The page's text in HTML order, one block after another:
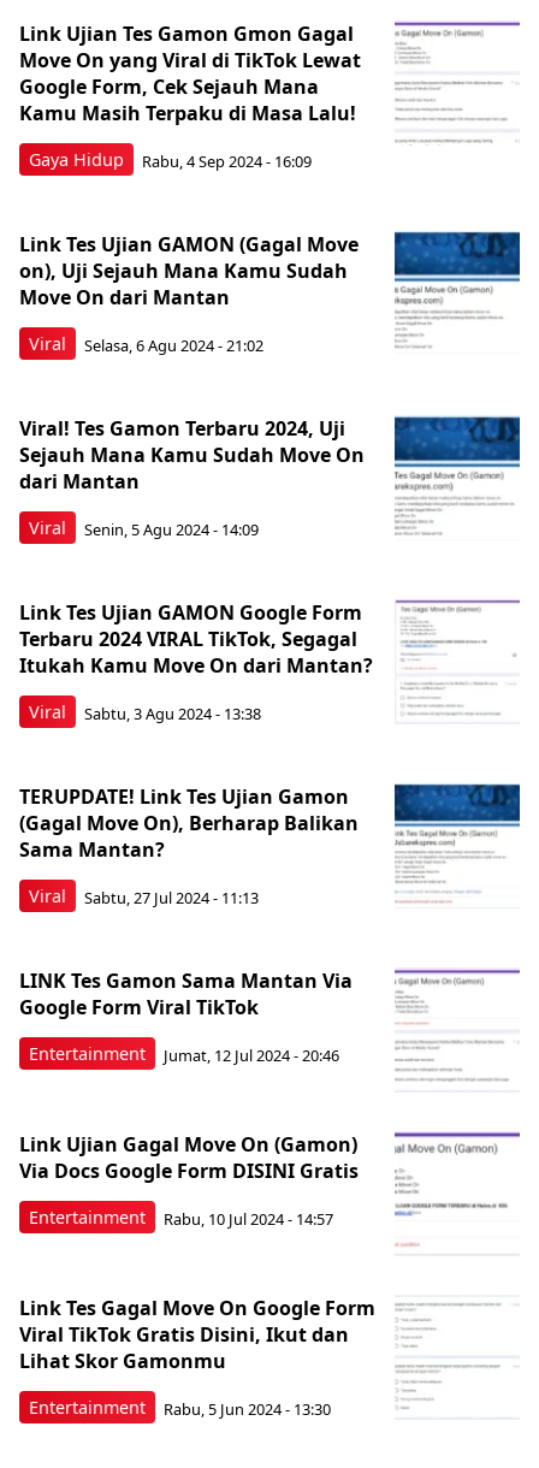
Gaya Hidup
Link Ujian Tes Gamon Gmon Gagal
Move On yang Viral di TikTok Lewat
Google Form, Cek Sejauh Mana
Kamu Masih Terpaku di Masa Lalu!
Rabu, 4 Sep 2024 - 16:09
Viral
Link Tes Ujian GAMON (Gagal Move
on), Uji Sejauh Mana Kamu Sudah
Move On dari Mantan
Selasa, 6 Agu 2024 - 21:02
Viral
Viral! Tes Gamon Terbaru 2024, Uji
Sejauh Mana Kamu Sudah Move On
dari Mantan
Senin, 5 Agu 2024 - 14:09
Viral
Link Tes Ujian GAMON Google Form
Terbaru 2024 VIRAL TikTok, Segagal
Itukah Kamu Move On dari Mantan?
Sabtu, 3 Agu 2024 - 13:38
Viral
TERUPDATE! Link Tes Ujian Gamon
(Gagal Move On), Berharap Balikan
Sama Mantan?
Sabtu, 27 Jul 2024 - 11:13
Entertainment
LINK Tes Gamon Sama Mantan Via
Google Form Viral TikTok
Jumat, 12 Jul 2024 - 20:46
Entertainment
Link Ujian Gagal Move On (Gamon)
Via Docs Google Form DISINI Gratis
Rabu, 10 Jul 2024 - 14:57
Entertainment
Link Tes Gagal Move On Google Form
Viral TikTok Gratis Disini, Ikut dan
Lihat Skor Gamonmu
Rabu, 5 Jun 2024 - 13:30